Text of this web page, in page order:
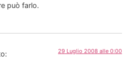
può farlo.
29 Luglio 2008 alle 0:00